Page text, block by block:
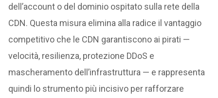
dell’account o del dominio ospitato sulla rete della
CDN. Questa misura elimina alla radice il vantaggio
competitivo che le CDN garantiscono ai pirati —
velocità, resilienza, protezione DDoS e
mascheramento dell’infrastruttura — e rappresenta
quindi lo strumento più incisivo per rafforzare